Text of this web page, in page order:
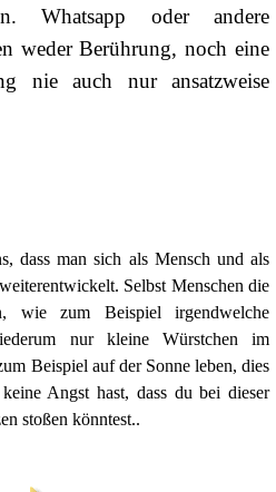
Whatsapp oder andere
weder Berührung, noch eine
nie auch nur ansatzweise
dass man sich als Mensch und als
Selbst Menschen die
wie zum Beispiel irgendwelche
nur kleine Würstchen im
Beispiel auf der Sonne leben, dies
Angst hast, dass du bei dieser
stoßen könntest..